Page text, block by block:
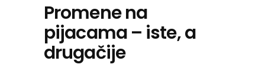
Promene na
pijacama – iste, a
drugačije